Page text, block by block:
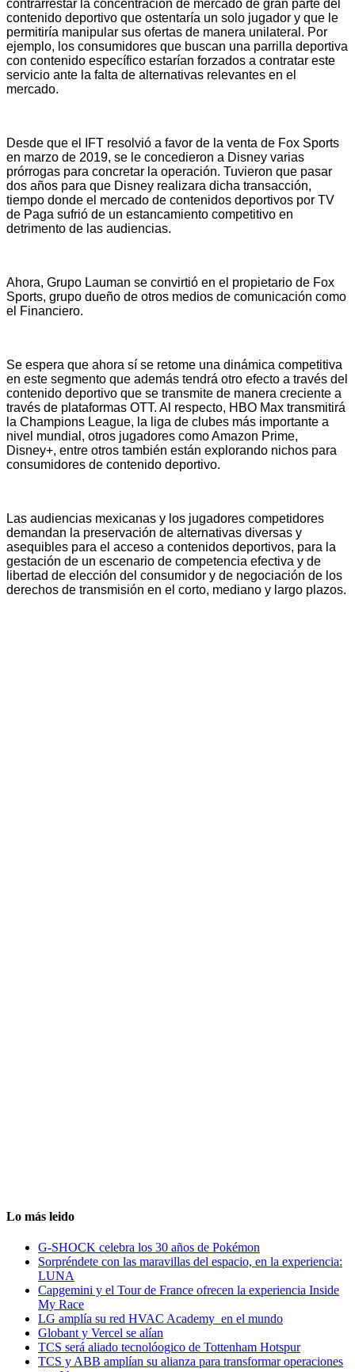
contrarrestar la concentración de mercado de gran parte del
contenido deportivo que ostentaría un solo jugador y que le
permitiría manipular sus ofertas de manera unilateral. Por
ejemplo, los consumidores que buscan una parrilla deportiva
con contenido específico estarían forzados a contratar este
servicio ante la falta de alternativas relevantes en el
mercado.
Desde que el IFT resolvió a favor de la venta de Fox Sports
en marzo de 2019, se le concedieron a Disney varias
prórrogas para concretar la operación. Tuvieron que pasar
dos años para que Disney realizara dicha transacción,
tiempo donde el mercado de contenidos deportivos por TV
de Paga sufrió de un estancamiento competitivo en
detrimento de las audiencias.
Ahora, Grupo Lauman se convirtió en el propietario de Fox
Sports, grupo dueño de otros medios de comunicación como
el Financiero.
Se espera que ahora sí se retome una dinámica competitiva
en este segmento que además tendrá otro efecto a través del
contenido deportivo que se transmite de manera creciente a
través de plataformas OTT. Al respecto, HBO Max transmitirá
la Champions League, la liga de clubes más importante a
nivel mundial, otros jugadores como Amazon Prime,
Disney+, entre otros también están explorando nichos para
consumidores de contenido deportivo.
Las audiencias mexicanas y los jugadores competidores
demandan la preservación de alternativas diversas y
asequibles para el acceso a contenidos deportivos, para la
gestación de un escenario de competencia efectiva y de
libertad de elección del consumidor y de negociación de los
derechos de transmisión en el corto, mediano y largo plazos.
Lo más leido
G-SHOCK celebra los 30 años de Pokémon
Sorpréndete con las maravillas del espacio, en la experiencia:
LUNA
Capgemini y el Tour de France ofrecen la experiencia Inside
My Race
LG amplía su red HVAC Academy en el mundo
Globant y Vercel se alían
TCS será aliado tecnolóogico de Tottenham Hotspur
TCS y ABB amplían su alianza para transformar operaciones